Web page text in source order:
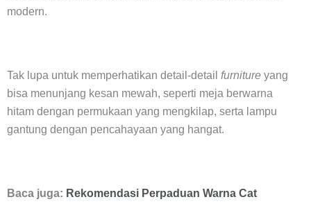
modern.
Tak lupa untuk memperhatikan detail-detail furniture yang
bisa menunjang kesan mewah, seperti meja berwarna
hitam dengan permukaan yang mengkilap, serta lampu
gantung dengan pencahayaan yang hangat.
Baca juga: Rekomendasi Perpaduan Warna Cat